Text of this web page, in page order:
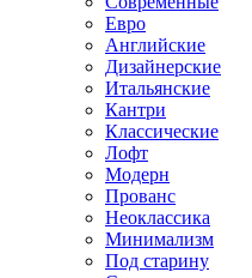
Евро
Английские
Дизайнерские
Итальянские
Кантри
Классические
Лофт
Модерн
Прованс
Неоклассика
Минимализм
Под старину